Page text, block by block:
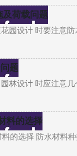
及荷载问题
园设计 时要注意
题
林设计 时应注意
料的选择
的选择 防水材料